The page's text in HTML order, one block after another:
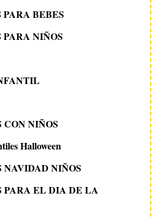
BEBES
NIÑOS
NIÑOS
Halloween
NIÑOS
EL DIA DE LA